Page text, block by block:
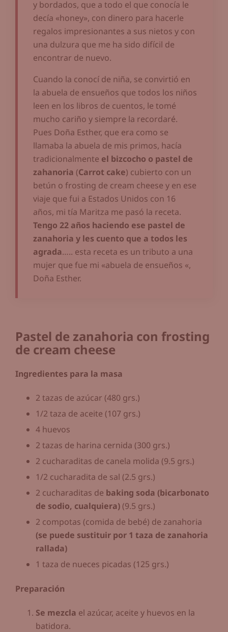
y bordados, que a todo el que conocía le
decía «honey», con dinero para hacerle
regalos impresionantes a sus nietos y con
una dulzura que me ha sido difícil de
encontrar de nuevo.
Cuando la conocí de niña, se convirtió en
la abuela de ensueños que todos los niños
leen en los libros de cuentos, le tomé
mucho cariño y siempre la recordaré.
Pues Doña Esther, que era como se
llamaba la abuela de mis primos, hacía
tradicionalmente el bizcocho o pastel de
zahanoria (Carrot cake) cubierto con un
betún o frosting de cream cheese y en ese
viaje que fui a Estados Unidos con 16
años, mi tía Maritza me pasó la receta.
Tengo 22 años haciendo ese pastel de
zanahoria y les cuento que a todos les
agrada….. esta receta es un tributo a una
mujer que fue mi «abuela de ensueños «,
Doña Esther.
Pastel de zanahoria con frosting
de cream cheese
Ingredientes para la masa
2 tazas de azúcar (480 grs.)
1/2 taza de aceite (107 grs.)
4 huevos
2 tazas de harina cernida (300 grs.)
2 cucharaditas de canela molida (9.5 grs.)
1/2 cucharadita de sal (2.5 grs.)
2 cucharaditas de baking soda (bicarbonato
de sodio, cualquiera) (9.5 grs.)
2 compotas (comida de bebé) de zanahoria
(se puede sustituir por 1 taza de zanahoria
rallada)
1 taza de nueces picadas (125 grs.)
Preparación
Se mezcla el azúcar, aceite y huevos en la
batidora.